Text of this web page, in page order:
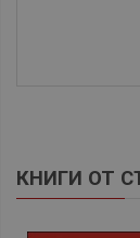
КНИГИ ОТ